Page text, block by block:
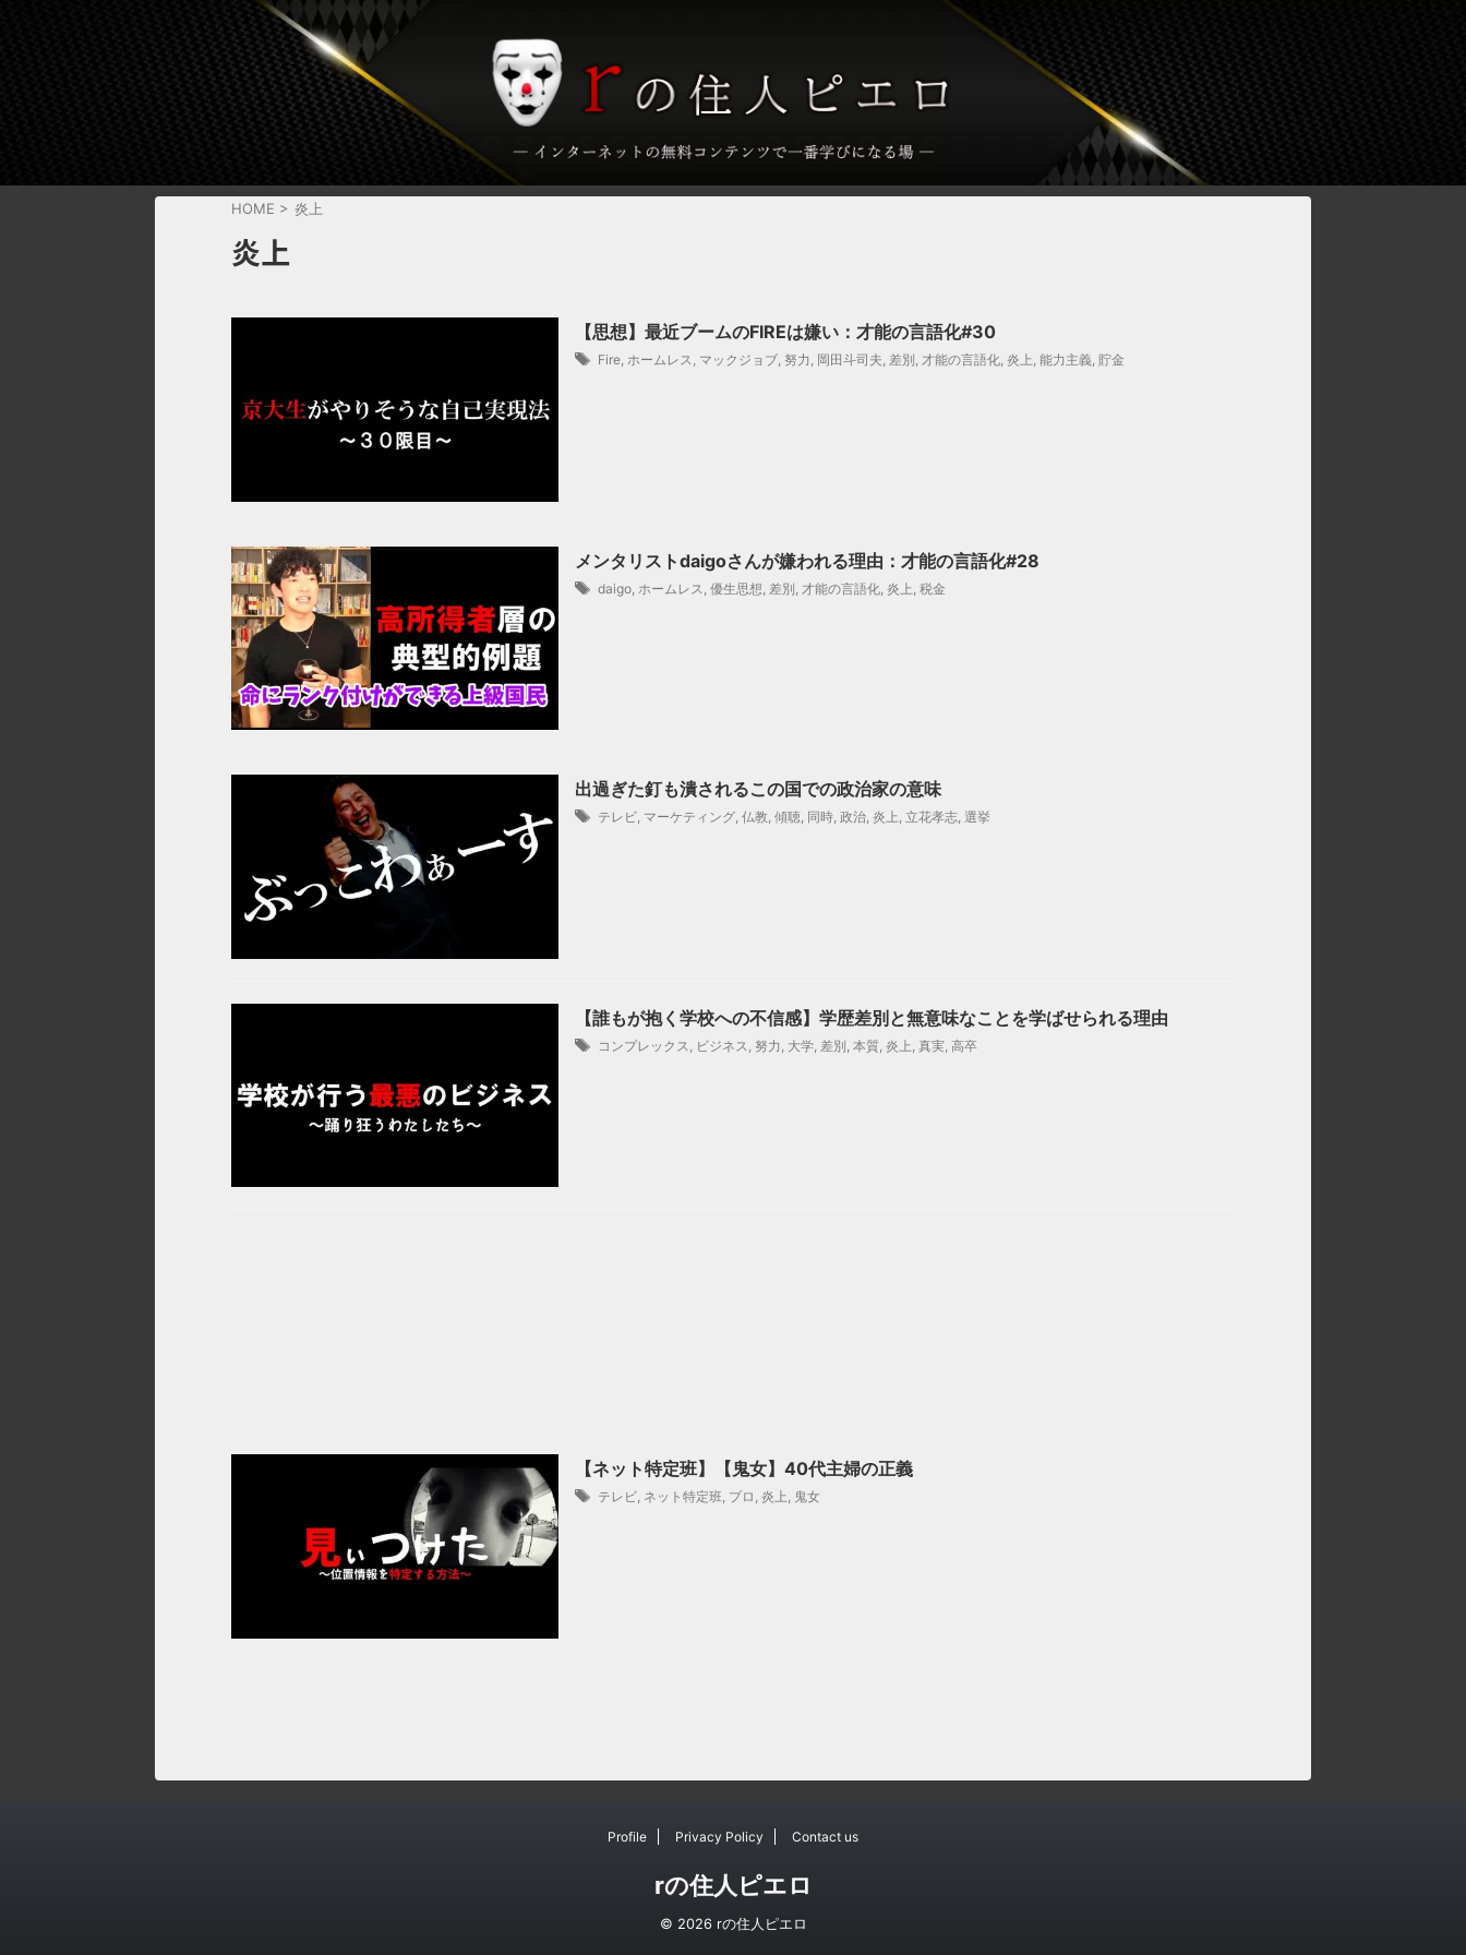
HOME > 炎上
炎上
【思想】最近ブームのFIREは嫌い：才能の言語化#30
Fire ホームレス マックジョブ 努力 岡田斗司夫 差別 才能の言語化 炎上 能力主義 貯金
メンタリストdaigoさんが嫌われる理由：才能の言語化#28
daigo ホームレス 優生思想 差別 才能の言語化 炎上 税金
出過ぎた釘も潰されるこの国での政治家の意味
テレビ, マーケティング, 仏教, 傾聴, 同時, 政治, 炎上, 立花孝志, 選挙
【誰もが抱く学校への不信感】学歴差別と無意味なことを学ばせられる理由
コンプレックス ビジネス 努力 大学 差別 本質 炎上 真実 高卒
【ネット特定班】【鬼女】40代主婦の正義
テレビ, ネット特定班, プロ , 炎上, 鬼女
Profile Privacy Policy Contact us
rの住人ピエロ
© 2026 rの住人ピエロ